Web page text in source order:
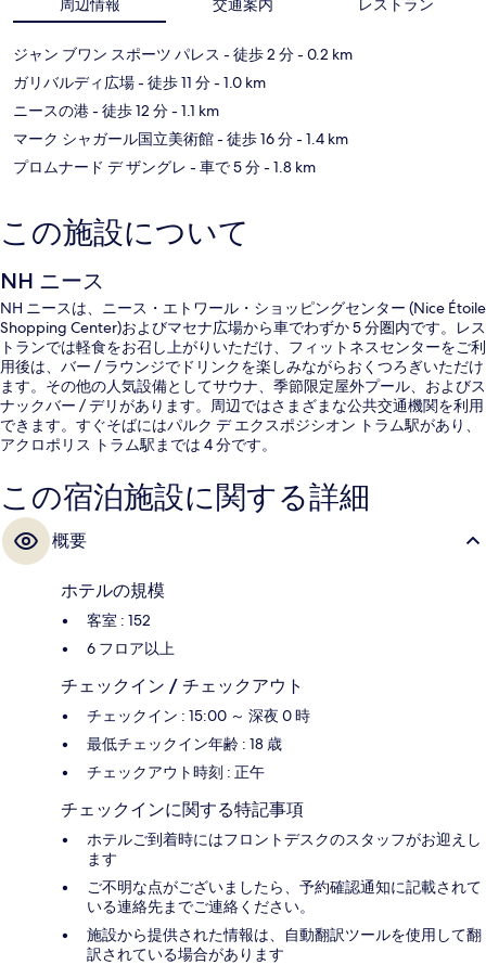
周辺情報 交通案内 レストラン
ジャン ブワン スポーツ パレス - 徒歩 2 分- 0.2 km
ガリバルディ広場- 徒歩 11 分- 1.0 km
ニースの港- 徒歩 12 分- 1.1 km
マーク シャガール国立美術館- 徒歩 16 分- 1.4 km
プロムナード デ ザングレ - 車で 5 分- 1.8 km
この施設について
NH ニース
NH ニースは、ニース・エトワール・ショッピングセンター (Nice Étoile
Shopping Center)およびマセナ広場から車でわずか 5 分圏内です。レス
トランでは軽食をお召し上がりいただけ、フィットネスセンターをご利
用後は、バー / ラウンジでドリンクを楽しみながらおくつろぎいただけ
ます。その他の人気設備としてサウナ、季節限定屋外プール、およびス
ナックバー / デリがあります。周辺ではさまざまな公共交通機関を利用
できます。すぐそばにはパルク デ エクスポジシオン トラム駅があり、
アクロポリス トラム駅までは 4 分です。
この宿泊施設に関する詳細
概要
ホテルの規模
客室 : 152
6 フロア以上
チェックイン / チェックアウト
チェックイン : 15:00 ～ 深夜 0 時
最低チェックイン年齢 : 18 歳
チェックアウト時刻 : 正午
チェックインに関する特記事項
ホテルご到着時にはフロントデスクのスタッフがお迎えし
ます
ご不明な点がございましたら、予約確認通知に記載されて
いる連絡先までご連絡ください。
施設から提供された情報は、自動翻訳ツールを使用して翻
訳されている場合があります